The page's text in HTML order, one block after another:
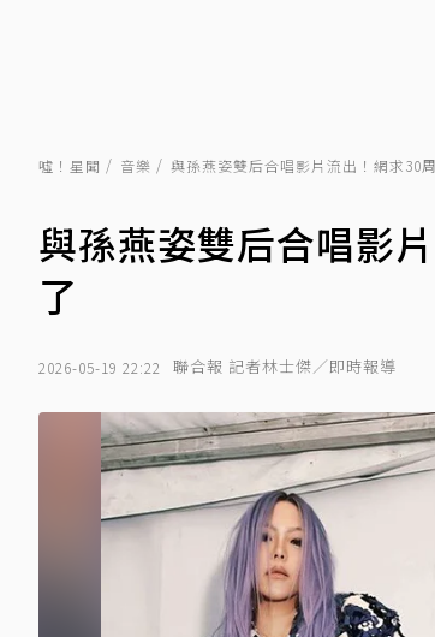
噓！星聞 音樂 與孫燕姿雙后合唱影片流出！網求30
與孫燕姿雙后合唱影
了
2026-05-19 22:22 聯合報 記者林士傑／即時報導